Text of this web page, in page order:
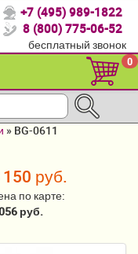
+7 (495) 989-1822
8 (800) 775-06-52
бесплатный звонок
0
» BG-0611
руб.
по карте:
руб.